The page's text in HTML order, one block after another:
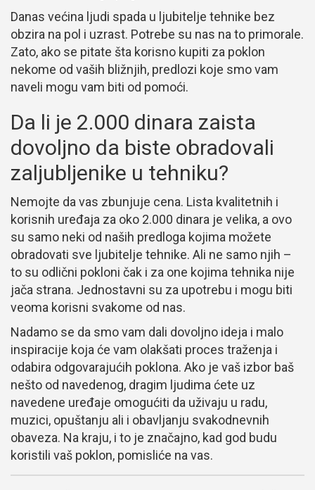
Danas većina ljudi spada u ljubitelje tehnike bez
obzira na pol i uzrast. Potrebe su nas na to primorale.
Zato, ako se pitate šta korisno kupiti za poklon
nekome od vaših bližnjih, predlozi koje smo vam
naveli mogu vam biti od pomoći.
Da li je 2.000 dinara zaista
dovoljno da biste obradovali
zaljubljenike u tehniku?
Nemojte da vas zbunjuje cena. Lista kvalitetnih i
korisnih uređaja za oko 2.000 dinara je velika, a ovo
su samo neki od naših predloga kojima možete
obradovati sve ljubitelje tehnike. Ali ne samo njih –
to su odlični pokloni čak i za one kojima tehnika nije
jača strana. Jednostavni su za upotrebu i mogu biti
veoma korisni svakome od nas.
Nadamo se da smo vam dali dovoljno ideja i malo
inspiracije koja će vam olakšati proces traženja i
odabira odgovarajućih poklona. Ako je vaš izbor baš
nešto od navedenog, dragim ljudima ćete uz
navedene uređaje omogućiti da uživaju u radu,
muzici, opuštanju ali i obavljanju svakodnevnih
obaveza. Na kraju, i to je značajno, kad god budu
koristili vaš poklon, pomisliće na vas.